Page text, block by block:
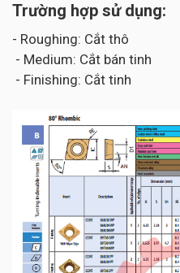
Trường hợp sử dụng:
- Roughing: Cắt thô
- Medium: Cắt bán tinh
- Finishing: Cắt tinh